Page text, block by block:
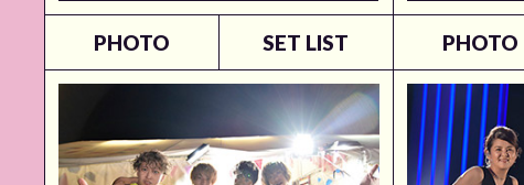
PHOTO SET LIST PHOTO